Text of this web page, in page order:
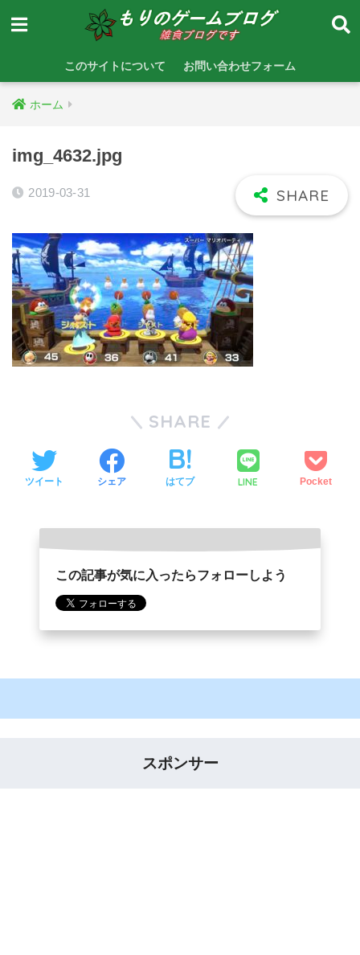
このサイトについて お問い合わせフォーム
ホーム
img_4632.jpg
2019-03-31
SHARE
ツイート シェア はてブ LINE Pocket
この記事が気に入ったらフォローしよう
スポンサー